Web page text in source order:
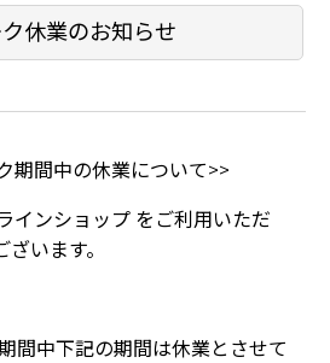
休業のお知らせ
期間中の休業について>>
インショップ をご利用いただ
います。
間中下記の期間は休業とさせて